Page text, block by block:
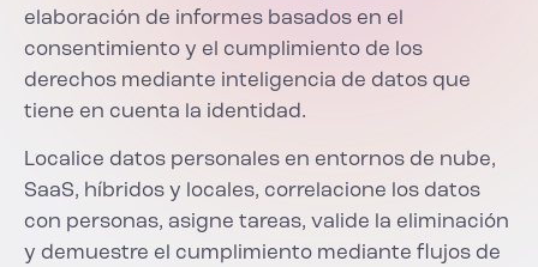
elaboración de informes basados en el
consentimiento y el cumplimiento de los
derechos mediante inteligencia de datos que
tiene en cuenta la identidad.
Localice datos personales en entornos de nube,
SaaS, híbridos y locales, correlacione los datos
con personas, asigne tareas, valide la eliminación
y demuestre el cumplimiento mediante flujos de